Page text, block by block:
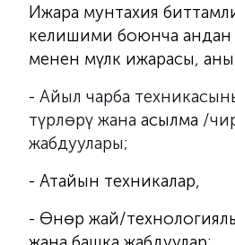
Ижара мунтахия
келишими боюнча андан
менен мүлк ижарасы,
- Айыл чарба
түрлөрү жана асылма /
жабдуулары;
- Атайын техникалар,
- Өнөр жай/